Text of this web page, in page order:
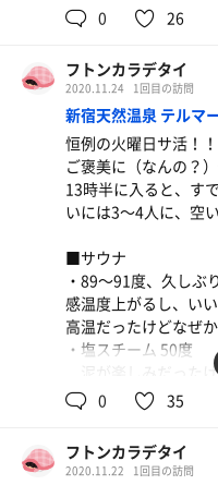
かなり期待して行っ
サウナ、水風呂、整
型扇風機...分かってる
本当、ありがとうご
しきじ、sauna labo
ウナに行ったけど、
き。
シンプル、無駄なし
フトンカラデテヨ
サ飯はニューウイン
🥟 笑笑
■水風呂
・13度を指してたけ
16〜7度くらいかな。
広さはあって、場所
■■感想■■
全体的に古く、サウ
なった
オモチャ湯？とか謎
気と実際のギャップ
そして、マナー大事
フトンカラデテヨカ
0 26
フトンカラデタイ
2020.11.24 1回目の訪問
新宿天然温泉 テルマ
恒例の火曜日サ活！！
ご褒美に（なんの？
13時半に入ると、す
いには3〜4人に、空
■サウナ
・89〜91度、久しぶ
感温度上がるし、いい
高温だったけどなぜ
・塩スチーム 50度
泥が楽しみだった
目に入ったらかなり
ネのがいいかも
スチームサウナは日
ー
0 35
フトンカラデタイ
2020.11.22 1回目の訪問